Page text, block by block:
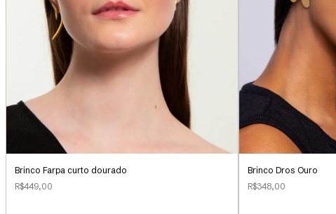
Brinco Farpa curto dourado
R$449,00
Brinco Dros Ouro
R$348,00